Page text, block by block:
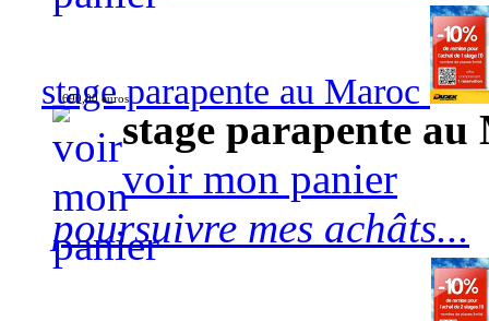
stage parapente au Maroc
690,00 euros
stage parapente
voir mon panier
poursuivre mes achâts...